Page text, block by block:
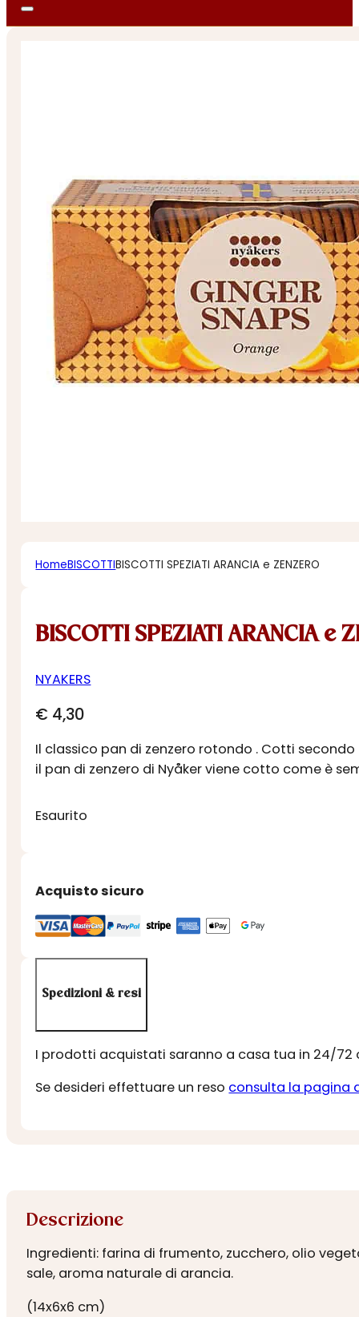
HomeBISCOTTIBISCOTTI SPEZIATI ARANCIA e ZENZERO
BISCOTTI SPEZIATI ARANCIA e
NYAKERS
€ 4,30
Il classico pan di zenzero rotondo . Cotti
il pan di zenzero di Nyåker viene cotto come è
Esaurito
Acquisto sicuro
Spedizioni & resi
I prodotti acquistati saranno a casa tua in 24/72
Se desideri effettuare un reso consulta la pagina
Descrizione
Ingredienti: farina di frumento, zucchero, olio
sale, aroma naturale di arancia.
(14x6x6 cm)